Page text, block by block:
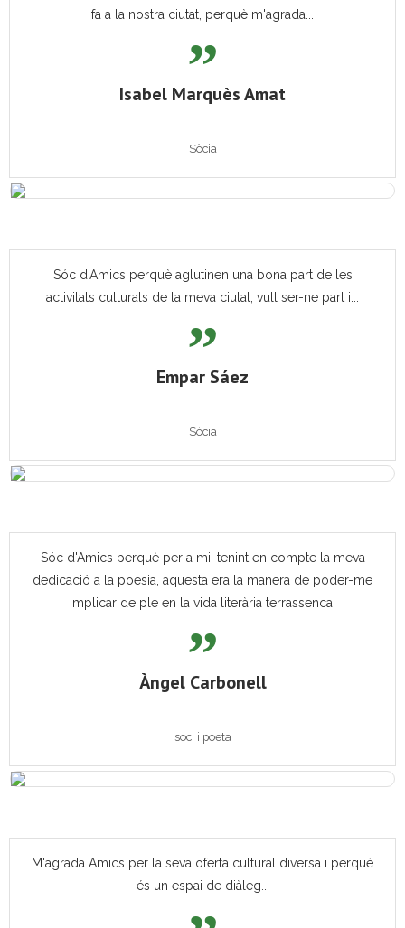
fa a la nostra ciutat, perquè m'agrada...
Isabel Marquès Amat
Sòcia
Sóc d'Amics perquè aglutinen una bona part de les
activitats culturals de la meva ciutat; vull ser-ne part i...
Empar Sáez
Sòcia
Sóc d'Amics perquè per a mi, tenint en compte la meva
dedicació a la poesia, aquesta era la manera de poder-me
implicar de ple en la vida literària terrassenca.
Àngel Carbonell
soci i poeta
M'agrada Amics per la seva oferta cultural diversa i perquè
és un espai de diàleg...